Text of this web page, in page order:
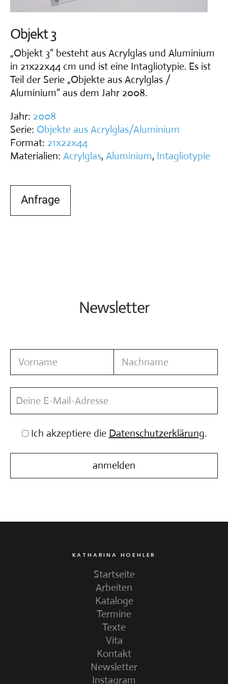
Kontakt
Objekt 3
„Objekt 3“ besteht aus Acrylglas und Aluminium
in 21x22x44 cm und ist eine Intagliotypie. Es ist
Teil der Serie „Objekte aus Acrylglas /
Aluminium“ aus dem Jahr 2008.
Jahr: 2008
Serie: Objekte aus Acrylglas/Aluminium
Format: 21x22x44
Materialien: Acrylglas, Aluminium, Intagliotypie
Anfrage
Newsletter
Ich akzeptiere die Datenschutzerklärung.
KATHARINA HOEHLER
Startseite
Arbeiten
Kataloge
Termine
Texte
Vita
Kontakt
Newsletter
Instagram